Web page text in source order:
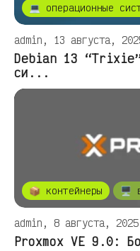
💻 операционные
admin, 13 августа,
Debian 13
си...
📦 контейнеры 🖥️
admin, 8 августа, 2025
Proxmox VE 9.0: